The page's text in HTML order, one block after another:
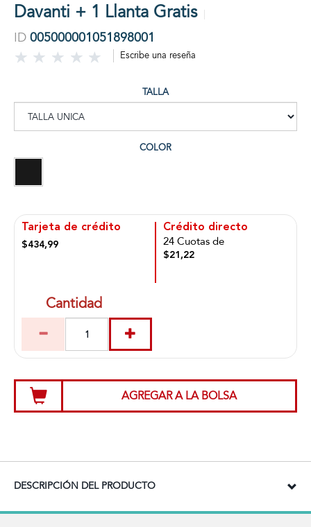
Davanti + 1 Llanta Gratis
ID 005000001051898001
Escribe una reseña
TALLA
COLOR
Tarjeta de crédito
$434,99
Crédito directo
24 Cuotas de
$21,22
Cantidad
AGREGAR A LA BOLSA
DESCRIPCIÓN DEL PRODUCTO